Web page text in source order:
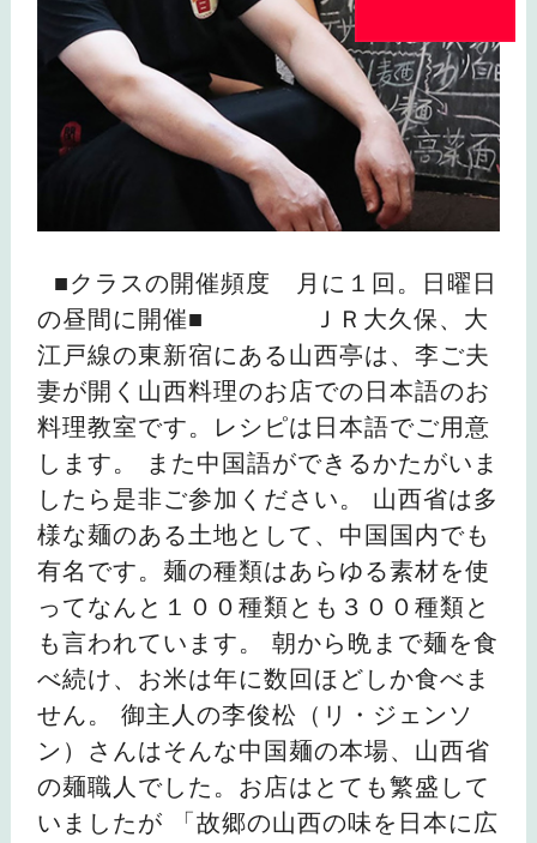
■クラスの開催頻度 月に１回。日曜日
の昼間に開催■ ＪＲ大久保、大
江戸線の東新宿にある山西亭は、李ご夫
妻が開く山西料理のお店での日本語のお
料理教室です。レシピは日本語でご用意
します。 また中国語ができるかたがいま
したら是非ご参加ください。 山西省は多
様な麺のある土地として、中国国内でも
有名です。麺の種類はあらゆる素材を使
ってなんと１００種類とも３００種類と
も言われています。 朝から晩まで麺を食
べ続け、お米は年に数回ほどしか食べま
せん。 御主人の李俊松（リ・ジェンソ
ン）さんはそんな中国麺の本場、山西省
の麺職人でした。お店はとても繁盛して
いましたが 「故郷の山西の味を日本に広